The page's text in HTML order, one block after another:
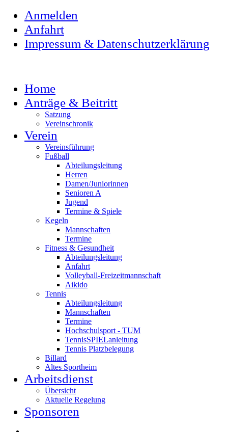
Anmelden
Anfahrt
Impressum & Datenschutzerklärung
Home
Anträge & Beitritt
Satzung
Vereinschronik
Verein
Vereinsführung
Fußball
Abteilungsleitung
Herren
Damen/Juniorinnen
Senioren A
Jugend
Termine & Spiele
Kegeln
Mannschaften
Termine
Fitness & Gesundheit
Abteilungsleitung
Anfahrt
Volleyball-Freizeitmannschaft
Aikido
Tennis
Abteilungsleitung
Mannschaften
Termine
Hochschulsport - TUM
TennisSPIELanleitung
Tennis Platzbelegung
Billard
Altes Sportheim
Arbeitsdienst
Übersicht
Aktuelle Regelung
Sponsoren